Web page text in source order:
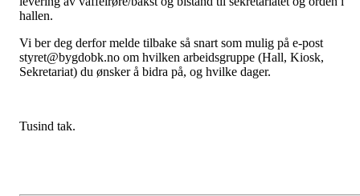
hallen.
Vi ber deg derfor melde tilbake så snart som mulig på e-post
styret@bygdobk.no om hvilken arbeidsgruppe (Hall, Kiosk,
Sekretariat) du ønsker å bidra på, og hvilke dager.
Tusind tak.